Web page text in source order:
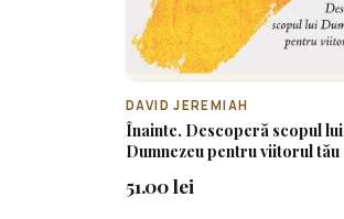
DAVID JEREMIAH
Înainte. Descoperă scopul lui
Dumnezeu pentru viitorul tău
51.00 lei